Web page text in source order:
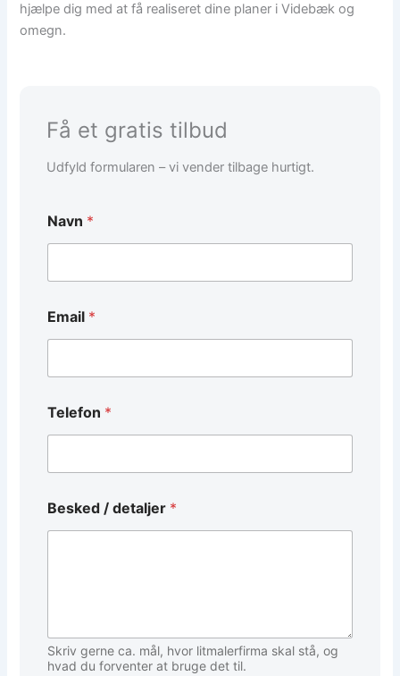
hjælpe dig med at få realiseret dine planer i Videbæk og
omegn.
Få et gratis tilbud
Udfyld formularen – vi vender tilbage hurtigt.
Navn *
/
/
Email *
Telefon *
Besked / detaljer *
Skriv gerne ca. mål, hvor litmalerfirma skal stå, og
hvad du forventer at bruge det til.